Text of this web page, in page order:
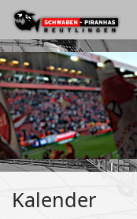
Kalender